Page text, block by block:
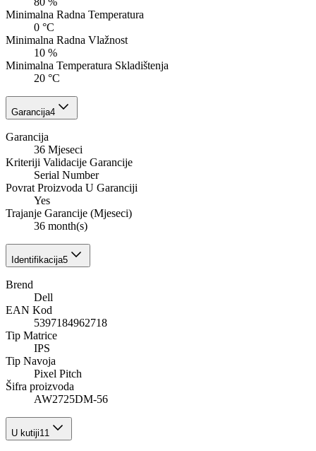
Minimalna Radna Temperatura
0 °C
Minimalna Radna Vlažnost
10 %
Minimalna Temperatura Skladištenja
20 °C
Garancija4
Garancija
36 Mjeseci
Kriteriji Validacije Garancije
Serial Number
Povrat Proizvoda U Garanciji
Yes
Trajanje Garancije (Mjeseci)
36 month(s)
Identifikacija5
Brend
Dell
EAN Kod
5397184962718
Tip Matrice
IPS
Tip Navoja
Pixel Pitch
Šifra proizvoda
AW2725DM-56
U kutiji11